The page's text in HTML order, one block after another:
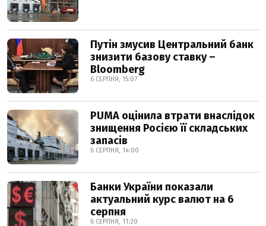
Путін змусив Центральний банк
знизити базову ставку –
Bloomberg
6 СЕРПНЯ, 15:07
PUMA оцінила втрати внаслідок
знищення Росією її складських
запасів
6 СЕРПНЯ, 14:00
Банки України показали
актуальний курс валют на 6
серпня
6 СЕРПНЯ, 11:20